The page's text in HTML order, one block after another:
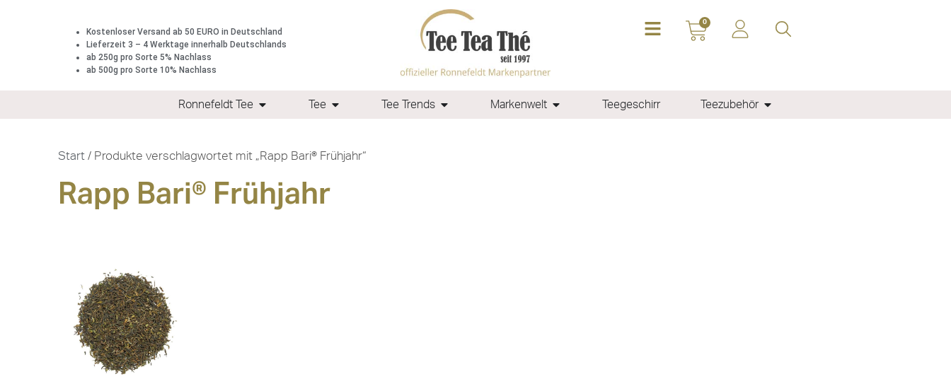
Kostenloser Versand ab 50 EURO in Deutschland
Lieferzeit 3 – 4 Werktage innerhalb Deutschlands
ab 250g pro Sorte 5% Nachlass
ab 500g pro Sorte 10% Nachlass
0
Ronnefeldt Tee Tee Tee Trends Markenwelt Teegeschirr Teezubehör
Start / Produkte verschlagwortet mit „Rapp Bari® Frühjahr“
Rapp Bari® Frühjahr